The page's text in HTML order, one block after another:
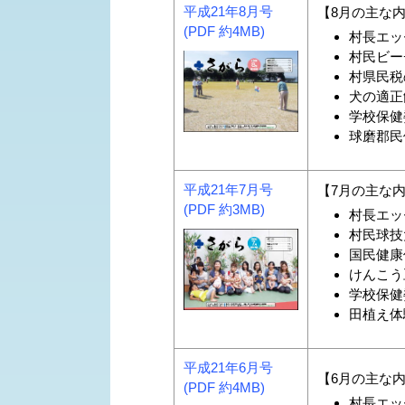
平成21年8月号
(PDF 約4MB)
【8月の主な
村長エ
村民ビ
村県民
犬の適
学校保
球磨郡
平成21年7月号
(PDF 約3MB)
【7月の主な
村長エ
村民球
国民健
けんこ
学校保
田植え
平成21年6月号
(PDF 約4MB)
【6月の主な